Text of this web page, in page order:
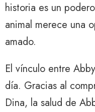
historia es un
animal merece una
amado.
El vínculo entre
día. Gracias al
Dina, la salud de